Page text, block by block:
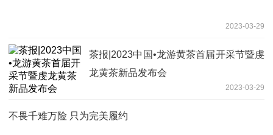
2023-03-29
茶报|2023中国•龙游黄茶首届开采节暨虔
龙黄茶新品发布会
2023-03-29
不畏千难万险 只为完美履约